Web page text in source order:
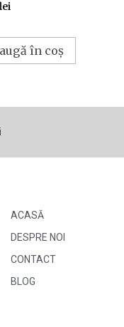
lei
în coș
ACASĂ
DESPRE NOI
CONTACT
BLOG